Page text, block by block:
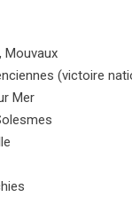
Mouvaux
(victoire
Mer